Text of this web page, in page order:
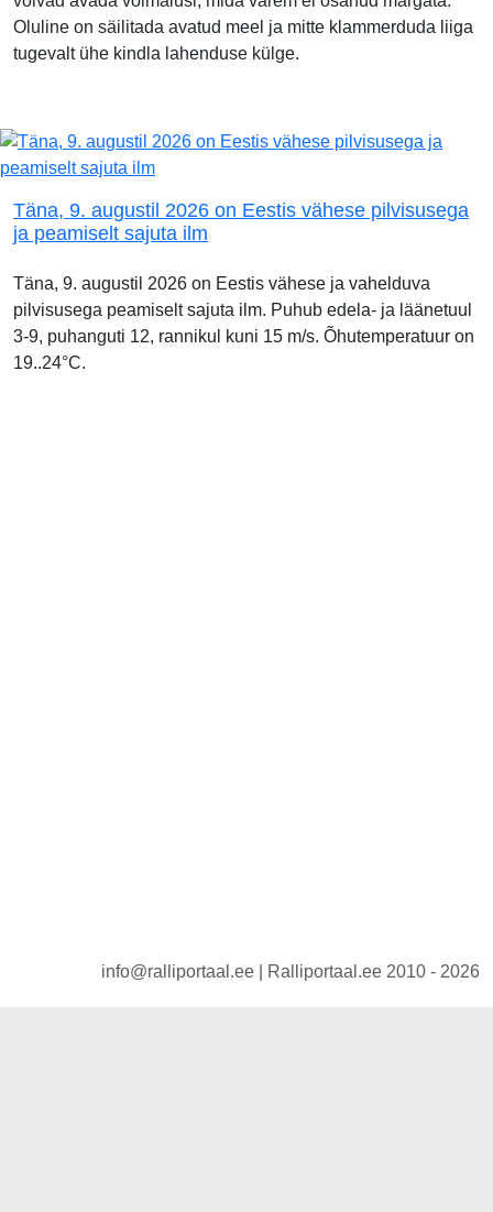
Oluline on säilitada avatud meel ja mitte klammerduda liiga
tugevalt ühe kindla lahenduse külge.
Täna, 9. augustil 2026 on Eestis vähese pilvisusega
ja peamiselt sajuta ilm
Täna, 9. augustil 2026 on Eestis vähese ja vahelduva
pilvisusega peamiselt sajuta ilm. Puhub edela- ja läänetuul
3-9, puhanguti 12, rannikul kuni 15 m/s. Õhutemperatuur on
19..24°C.
info@ralliportaal.ee | Ralliportaal.ee 2010 - 2026